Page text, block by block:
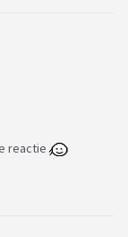
reactie